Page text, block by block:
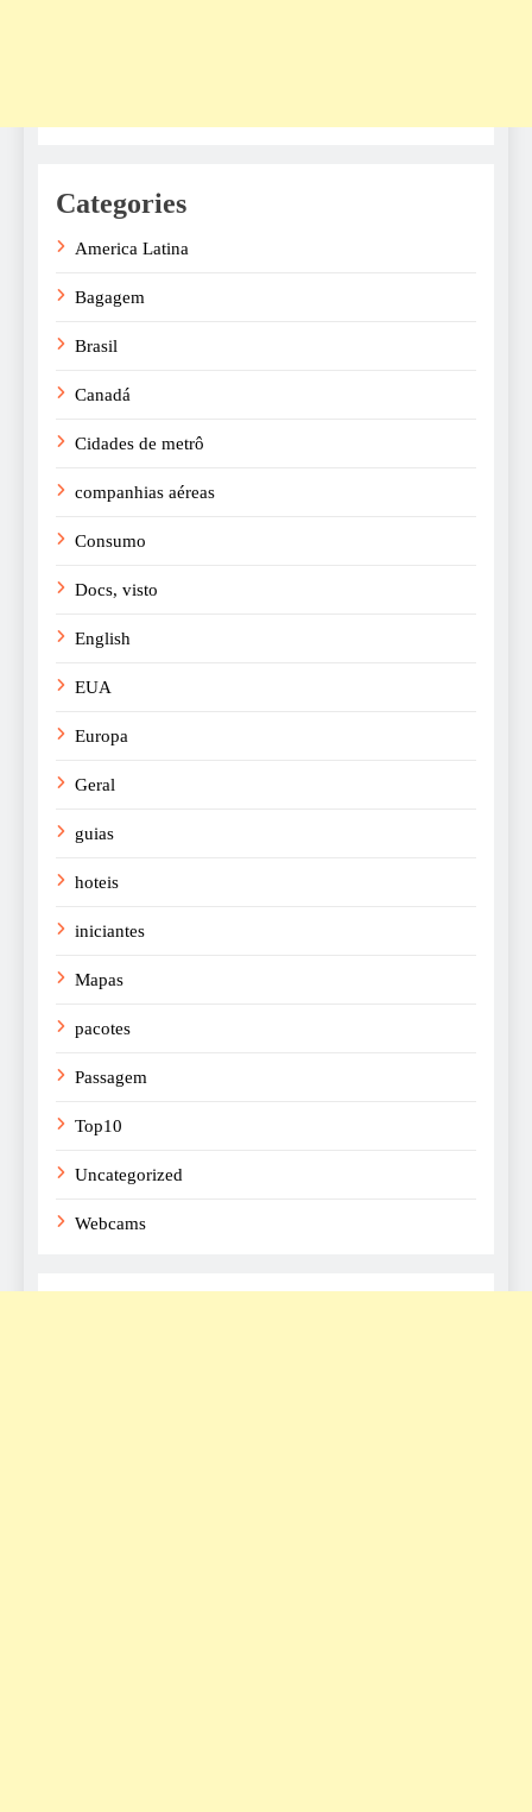
Categories
America Latina
Bagagem
Brasil
Canadá
Cidades de metrô
companhias aéreas
Consumo
Docs, visto
English
EUA
Europa
Geral
guias
hoteis
iniciantes
Mapas
pacotes
Passagem
Top10
Uncategorized
Webcams